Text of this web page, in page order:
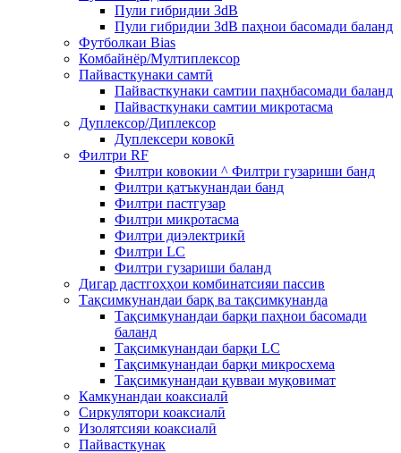
Пули гибридии 3dB
Пули гибридии 3dB паҳнои басомади баланд
Футболкаи Bias
Комбайнёр/Мултиплексор
Пайвасткунаки самтӣ
Пайвасткунаки самтии паҳнбасомади баланд
Пайвасткунаки самтии микротасма
Дуплексор/Диплексор
Дуплексери ковокӣ
Филтри RF
Филтри ковокии ^ Филтри гузариши банд
Филтри қатъкунандаи банд
Филтри пастгузар
Филтри микротасма
Филтри диэлектрикӣ
Филтри LC
Филтри гузариши баланд
Дигар дастгоҳҳои комбинатсияи пассив
Тақсимкунандаи барқ ​​ва тақсимкунанда
Тақсимкунандаи барқи паҳнои басомади
баланд
Тақсимкунандаи барқи LC
Тақсимкунандаи барқи микросхема
Тақсимкунандаи қувваи муқовимат
Камкунандаи коаксиалӣ
Сиркулятори коаксиалӣ
Изолятсияи коаксиалӣ
Пайвасткунак